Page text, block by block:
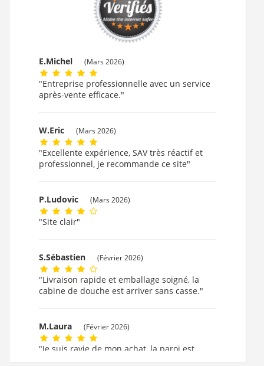
E.Michel (Mars 2026)
"Entreprise professionnelle avec un service
après-vente efficace."
W.Eric (Mars 2026)
"Excellente expérience, SAV très réactif et
professionnel, je recommande ce site"
P.Ludovic (Mars 2026)
"Site clair"
S.Sébastien (Février 2026)
"Livraison rapide et emballage soigné, la
cabine de douche est arriver sans casse."
M.Laura (Février 2026)
"Je suis ravie de mon achat, la paroi est
formidable."